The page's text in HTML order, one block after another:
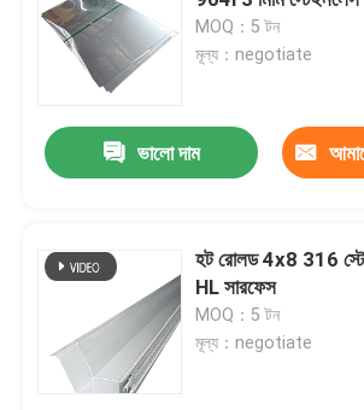
201 স্টেইনলেস স্টীল শীট
309 স্টেইনলেস স্টীল শীট
কোল্ড রোলড স্টেইনলেস স্টিলের কয়েল
ঝালাই ইস্পাত পাইপ
MOQ：5 টন
মূল্য：negotiate
ভালো দাম
হট রোলড 4x8 316
HL সারফেস
MOQ：5 টন
মূল্য：negotiate